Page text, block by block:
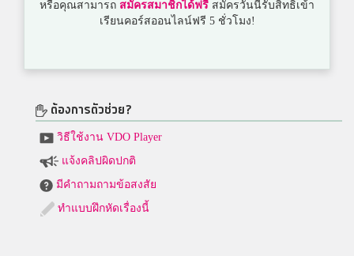
หรือคุณสามารถ สมัครสมาชิกได้ฟรี สมัครวันนี้รับสิทธิ์เข้า
เรียนคอร์สออนไลน์ฟรี 5 ชั่วโมง!
ต้องการตัวช่วย?
วิธีใช้งาน VDO Player
แจ้งคลิปผิดปกติ
มีคำถามถามข้อสงสัย
ทำแบบฝึกหัดเรื่องนี้